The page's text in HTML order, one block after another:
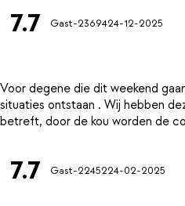
7.7 Gast-2369424-12-2025
Voor degene die dit weekend
situaties ontstaan . Wij hebben
7.7 Gast-2245224-02-2025